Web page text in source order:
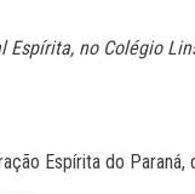
Espírita, no Colégio
Espírita do Paraná,